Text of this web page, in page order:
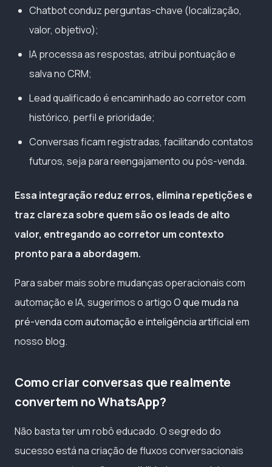
Chatbot conduz perguntas-chave (localização,
valor, objetivo);
IA processa as respostas, atribui pontuação e
salva no CRM;
Lead qualificado é encaminhado ao corretor com
histórico, perfil e prioridade;
Conversas ficam registradas, facilitando contatos
futuros, seja para reengajamento ou pós-venda.
Essa integração reduz erros, elimina repetições e
traz clareza sobre quem são os leads de alto
valor, entregando ao corretor um contexto
pronto para a abordagem.
Para saber mais sobre mudanças operacionais com
automação e IA, sugerimos o artigoO que muda na
pré-venda com automação e inteligência artificialem
nosso blog.
Como criar conversas que realmente
convertem no WhatsApp?
Não basta ter um robô educado. O segredo do
sucesso está na criação de fluxos conversacionais